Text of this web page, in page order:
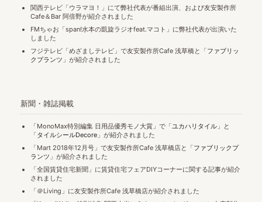
関西テレビ「ウラマヨ！」にて弊社代表が番組出演、および友安製作所
Cafe＆Bar 阿倍野が紹介されました
FMちゃお「span!水本の凱旋ラジオfeat.マコト」に弊社代表が出演いた
しました
フジテレビ「めざましテレビ」で友安製作所Cafe 浅草橋と「ファブリッ
クプランツ 」が紹介されました
新聞・雑誌掲載
「MonoMax特別編集 日用品優秀モノ大賞」で「ユカハリタイル」と
「タイルシールDecore」が紹介されました
「Mart 2018年12月号」で友安製作所Cafe 浅草橋店と「ファブリックプ
ランツ 」が紹介されました
「全国賃貸住宅新聞」に賃貸住宅フェアDIYコーナーに関する記事が紹介
されました
「＠Living」に友安製作所Cafe 浅草橋店が紹介されました